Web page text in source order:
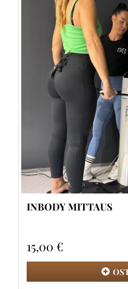
INBODY MITTAUS
15,00 €